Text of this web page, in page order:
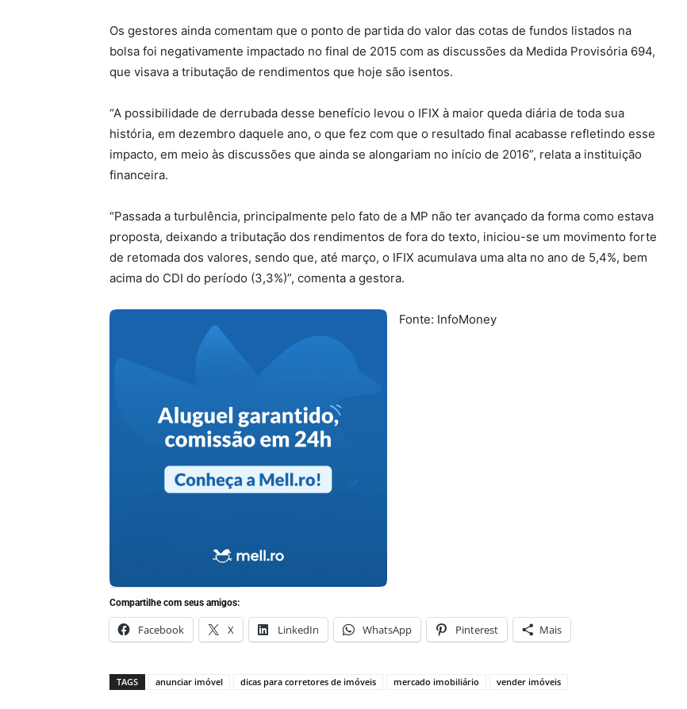
Os gestores ainda comentam que o ponto de partida do valor das cotas de fundos listados na
bolsa foi negativamente impactado no final de 2015 com as discussões da Medida Provisória 694,
que visava a tributação de rendimentos que hoje são isentos.
“A possibilidade de derrubada desse benefício levou o IFIX à maior queda diária de toda sua
história, em dezembro daquele ano, o que fez com que o resultado final acabasse refletindo esse
impacto, em meio às discussões que ainda se alongariam no início de 2016”, relata a instituição
financeira.
“Passada a turbulência, principalmente pelo fato de a MP não ter avançado da forma como estava
proposta, deixando a tributação dos rendimentos de fora do texto, iniciou-se um movimento forte
de retomada dos valores, sendo que, até março, o IFIX acumulava uma alta no ano de 5,4%, bem
acima do CDI do período (3,3%)”, comenta a gestora.
Fonte: InfoMoney
Compartilhe com seus amigos:
Facebook X LinkedIn WhatsApp Pinterest Mais
TAGS anunciar imóvel dicas para corretores de imóveis mercado imobiliário vender imóveis